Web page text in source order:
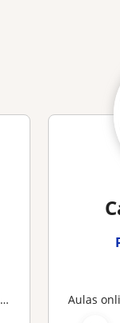
Aulas online